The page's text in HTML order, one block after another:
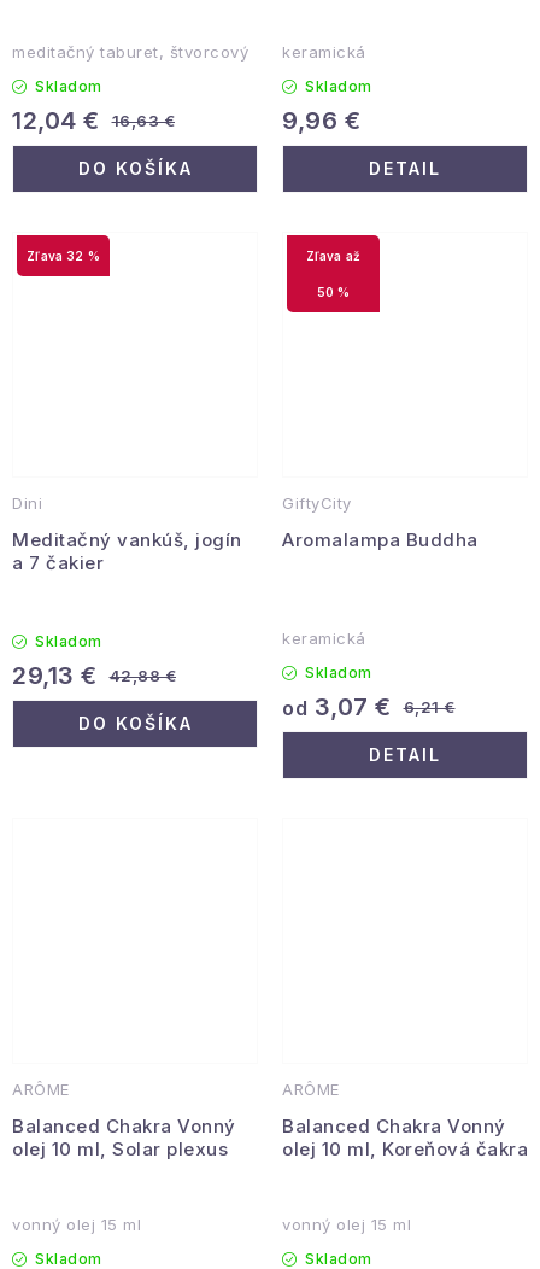
meditačný taburet, štvorcový
Skladom
12,04 € 16,63 €
DO KOŠÍKA
keramická
Skladom
9,96 €
DETAIL
Dini
Meditačný vankúš, jogín
a 7 čakier
32 %
Skladom
29,13 € 42,88 €
DO KOŠÍKA
GiftyCity
Aromalampa Buddha
až
50 %
keramická
Skladom
od 3,07 € 6,21 €
DETAIL
ARÔME
Balanced Chakra Vonný
olej 10 ml, Solar plexus
vonný olej 15 ml
Skladom
ARÔME
Balanced Chakra Vonný
olej 10 ml, Koreňová čakra
vonný olej 15 ml
Skladom